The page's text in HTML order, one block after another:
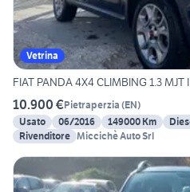
Vetrina
FIAT PANDA 4X4 CLIMBING 1.3 MJT
10.900 €Pietraperzia (EN)
Usato
06/2016 149000 Km
Rivenditore Miccichè Auto Srl